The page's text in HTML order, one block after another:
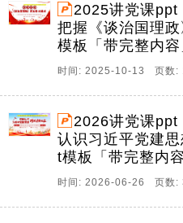
2025讲党课ppt
把握《谈治国理
模板「带完整内
时间: 2025-10-13 页数:
2026讲党课ppt
认识习近平党建
t模板「带完整内
时间: 2026-06-26 页数: